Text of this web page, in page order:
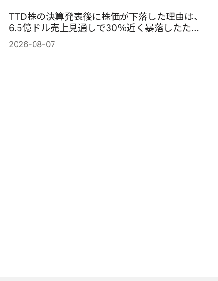
TTD株の決算発表後に株価が下落した理由は、
6.5億ドル売上見通しで30％近く暴落したた
め。
2026-08-07